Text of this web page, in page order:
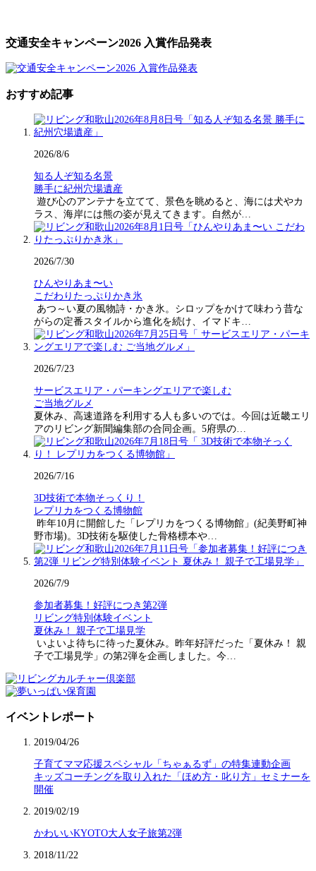
交通安全キャンペーン2026 入賞作品発表
おすすめ記事
2026/8/6
知る人ぞ知る名景
勝手に紀州穴場遺産
遊び心のアンテナを立てて、景色を眺めると、海には犬やカ
ラス、海岸には熊の姿が見えてきます。自然が…
2026/7/30
ひんやりあま〜い
こだわりたっぷりかき氷
あつ～い夏の風物詩・かき氷。シロップをかけて味わう昔な
がらの定番スタイルから進化を続け、イマドキ…
2026/7/23
サービスエリア・パーキングエリアで楽しむ
ご当地グルメ
夏休み、高速道路を利用する人も多いのでは。今回は近畿エリ
アのリビング新聞編集部の合同企画。5府県の…
2026/7/16
3D技術で本物そっくり！
レプリカをつくる博物館
昨年10月に開館した「レプリカをつくる博物館」(紀美野町神
野市場)。3D技術を駆使した骨格標本や…
2026/7/9
参加者募集！好評につき第2弾
リビング特別体験イベント
夏休み！ 親子で工場見学
いよいよ待ちに待った夏休み。昨年好評だった「夏休み！ 親
子で工場見学」の第2弾を企画しました。今…
イベントレポート
2019/04/26
子育てママ応援スペシャル「ちゃぁるず」の特集連動企画
キッズコーチングを取り入れた「ほめ方・叱り方」セミナーを
開催
2019/02/19
かわいいKYOTO大人女子旅第2弾
2018/11/22